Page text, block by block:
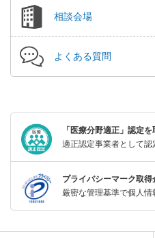
相談会場
よくある質問
「医療分野適正」認定を
適正認定事業者として認
プライバシーマーク取得
厳密な管理基準で個人情